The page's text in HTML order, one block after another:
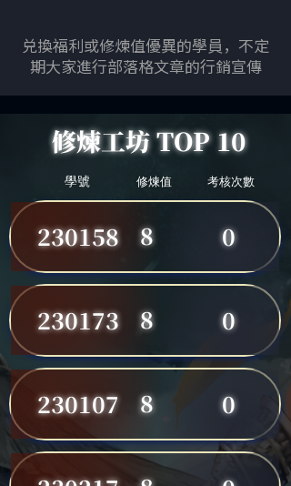
兑換福利或修煉值優異的學員，不定
期大家進行部落格文章的行銷宣傳
修煉工坊 TOP 10
學號 修煉值 考核次數
230158 8 0
230173 8 0
230107 8 0